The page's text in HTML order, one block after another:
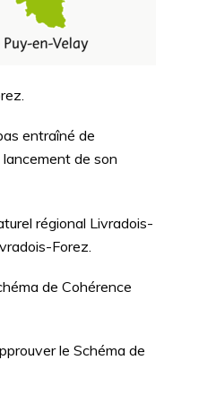
entraîné de
de son
régional Livradois-
Forez.
de Cohérence
le Schéma de